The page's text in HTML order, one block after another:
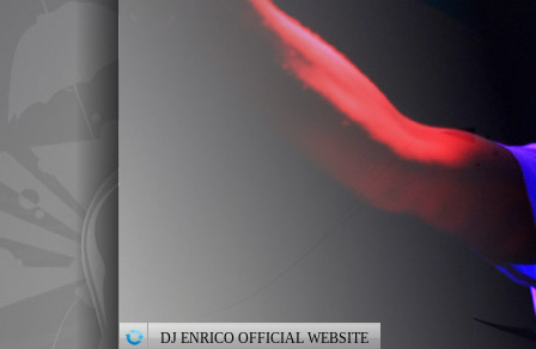
DJ ENRICO OFFICIAL WEBSITE